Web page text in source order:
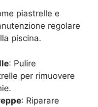
piastrelle e
regolare
piscina.
: Pulire
per rimuovere
: Riparare